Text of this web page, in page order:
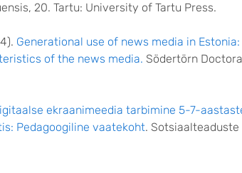
20. Tartu: University of Tartu Press.
Generational use of news media in
of the news media. Södertörn
ekraanimeedia tarbimine 5-7-
Pedagoogiline vaatekoht. Sotsiaalteaduste